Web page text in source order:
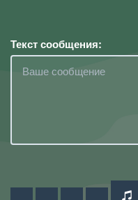
Текст сообщения: